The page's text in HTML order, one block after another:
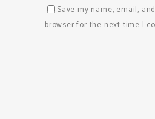
Save my name, email,
browser for the next time I